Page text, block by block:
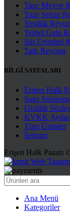
Taze Meyve
Taze Sebze
Yeşillik
Temel Gıda
Süt Ürünleri
Tatlı Reyonu
BİLGİ SAYFALARI
Erişen Halk
Satış
Gizlilik
KVKK
Tüm Ürünler
İletişim
Erişen Halk Pazarı
Ana Menü
Kategoriler